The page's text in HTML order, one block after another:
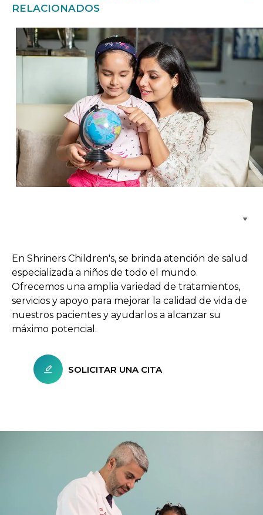
RELACIONADOS
En Shriners Children's, se brinda atención de salud
especializada a niños de todo el mundo.
Ofrecemos una amplia variedad de tratamientos,
servicios y apoyo para mejorar la calidad de vida de
nuestros pacientes y ayudarlos a alcanzar su
máximo potencial.
SOLICITAR UNA CITA